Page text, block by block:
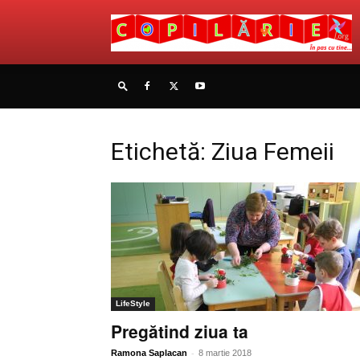
Etichetă: Ziua Femeii
LifeStyle
Pregătind ziua ta
Ramona Saplacan - 8 martie 2018